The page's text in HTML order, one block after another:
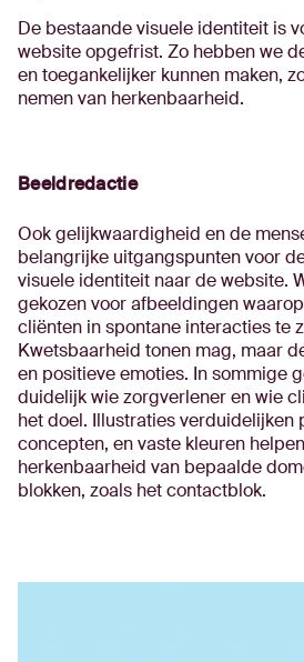
De bestaande visuele identiteit is
website opgefrist. Zo hebben we
en toegankelijker kunnen maken,
nemen van herkenbaarheid.
Beeldredactie
Ook gelijkwaardigheid en de
belangrijke uitgangspunten voor
visuele identiteit naar de website.
gekozen voor afbeeldingen
cliënten in spontane interacties te
Kwetsbaarheid tonen mag, maar
en positieve emoties. In sommige
duidelijk wie zorgverlener en wie
het doel. Illustraties verduidelijken
concepten, en vaste kleuren
herkenbaarheid van bepaalde
blokken, zoals het contactblok.